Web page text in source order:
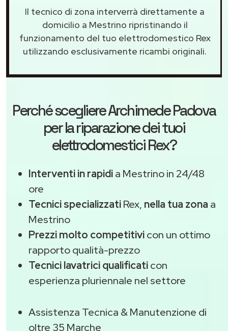
Il tecnico di zona interverrà direttamente a
domicilio a Mestrino ripristinando il
funzionamento del tuo elettrodomestico Rex
utilizzando esclusivamente ricambi originali.
Perché scegliereArchimede Padova
per la riparazione dei tuoi
elettrodomestici Rex?
Interventi in rapidia Mestrino in 24/48
ore
Tecnici specializzatiRex, nella tua zona a
Mestrino
Prezzi molto competitivicon un ottimo
rapporto qualità-prezzo
Tecnici lavatrici qualificaticon
esperienza pluriennale nel settore
Assistenza Tecnica & Manutenzione di
oltre 35 Marche